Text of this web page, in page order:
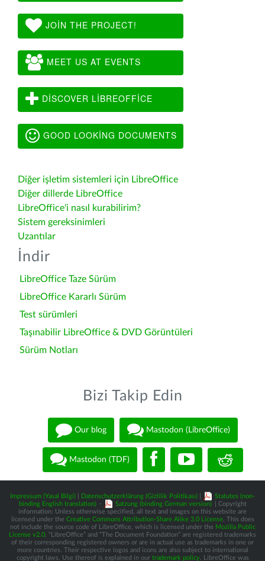
JOIN THE PROJECT!
MEET US AT EVENTS
DISCOVER LIBREOFFICE
GOOD LOOKING DOCUMENTS
Diğer işletim sistemleri için LibreOffice
Diğer dillerde LibreOffice
LibreOffice'i nasıl kurabilirim?
Sistem gereksinimleri
Uzantılar
İndir
LibreOffice Taze Sürüm
LibreOffice Kararlı Sürüm
Test sürümleri
Taşınabilir LibreOffice & DVD Görüntüleri
Sürüm Notları
Bizi Takip Edin
Our blog Mastodon (LibreOffice)
Mastodon (TDF)
Impressum (Yasal Bilgi) Datenschutzerklärung (Gizlilik Politikası)
Statutes (non-
binding English translation) - Satzung (binding German version)
| Copyright
information: Unless otherwise specified, all text and images on this website are
licensed under the Creative Commons Attribution-Share Alike 3.0 License. This does
not include the source code of LibreOffice, which is licensed under the Mozilla Public
License v2.0 . “LibreOffice” and “The Document Foundation” are registered trademarks
of their corresponding registered owners or are in actual use as trademarks in one or
more countries. Their respective logos and icons are also subject to international
copyright laws. Use thereof is explained in our trademark policy. LibreOffice was